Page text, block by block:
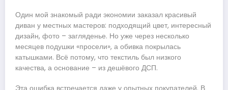
Один мой знакомый ради экономии заказал красивый
диван у местных мастеров: подходящий цвет, интересный
дизайн, фото – загляденье. Но уже через несколько
месяцев подушки «просели», а обивка покрылась
катышками. Всё потому, что текстиль был низкого
качества, а основание – из дешёвого ДСП.
Эта ошибка встречается даже у опытных покупателей. В